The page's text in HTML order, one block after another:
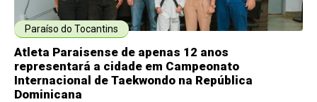
Paraíso do Tocantins
Atleta Paraisense de apenas 12 anos
representará a cidade em Campeonato
Internacional de Taekwondo na República
Dominicana